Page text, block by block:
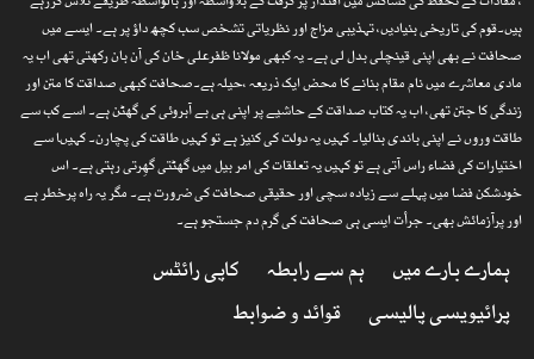
ہیں۔قوم کی تاریخی بنیادیں، تہذیبی مزاج اور نظریاتی تشخص سب کچھ داؤ پر ہے۔ ایسے میں
صحافت نے بھی اپنی قینچلی بدل لی ہے۔ یہ کبھی مولانا ظفرعلی خان کی آن بان رکھتی تھی اب یہ
مادی معاشرے میں نام مقام بنانے کا محض ایک ذریعہ ،حیلہ ہے۔صحافت کبھی صداقت کا متن اور
زندگی کا جتن تھی، اب یہ کتاب صداقت کے حاشیے پر اپنی ہی بے آبروئی کی گھٹن ہے۔ اسے کب سے
طاقت وروں نے اپنی باندی بنالیا۔ کہیں یہ دولت کی کنیز ہے تو کہیں طاقت کی پچارن۔ کہیںا سے
اختیارات کی فضاء راس آتی ہے تو کہیں یہ تعلقات کی امر بیل میں گھٹتی گھِرتی رہتی ہے۔ اس
خودشکن فضا میں پہلے سے زیادہ سچی اور حقیقی صحافت کی ضرورت ہے۔ مگر یہ راہ پرخطر ہے
اور پرآزمائش بھی۔ جرأت ایسی ہی صحافت کی گرم دم جستجو ہے۔
ہمارے بارے میں ہم سے رابطہ
کاپی رائٹس
پرائیویسی پالیسی
قوائد و ضوابط